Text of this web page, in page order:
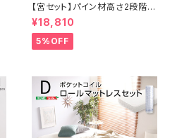
【宮セット】パイン材高さ2段階調
整脚付きすのこベッド(セミダブ
ル) ASP-HP-02SD
¥18,810
5%OFF